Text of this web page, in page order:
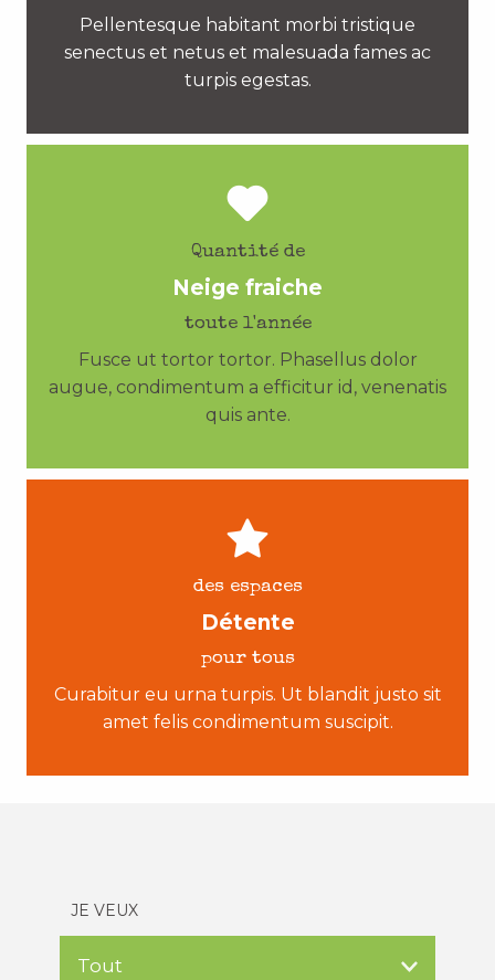
Pellentesque habitant morbi tristique
senectus et netus et malesuada fames ac
turpis egestas.
Quantité de
Neige fraiche
toute l'année
Fusce ut tortor tortor. Phasellus dolor
augue, condimentum a efficitur id, venenatis
quis ante.
des espaces
Détente
pour tous
Curabitur eu urna turpis. Ut blandit justo sit
amet felis condimentum suscipit.
JE VEUX